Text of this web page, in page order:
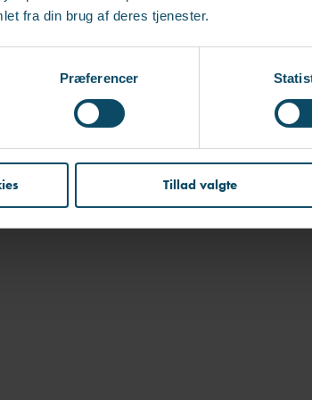
fra din brug af deres tjenester.
Præferencer
Tillad valgte